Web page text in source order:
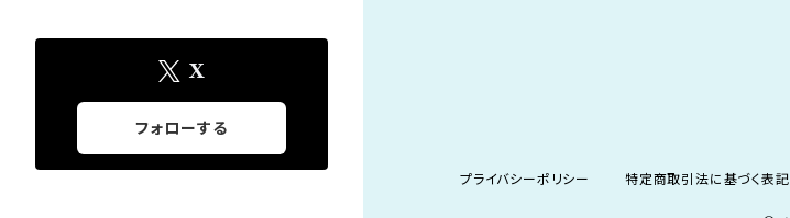
X
フォローする
プライバシーポリシー 特定商取引法に基づく表記